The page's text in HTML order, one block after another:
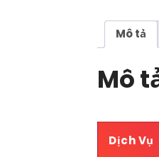
Mô tả
Mô
Dịch Vụ